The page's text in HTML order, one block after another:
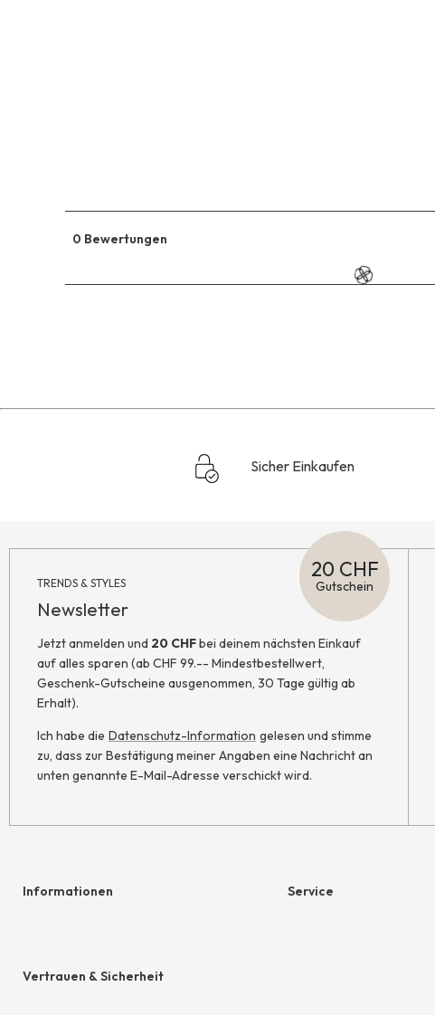
0 Bewertungen
Sicher Einkaufen
TRENDS & STYLES
Newsletter
20 CHF
Gutschein
Jetzt anmelden und 20 CHFbei deinem nächsten Einkauf
auf alles sparen (ab CHF 99.-- Mindestbestellwert,
Geschenk-Gutscheine ausgenommen, 30 Tage gültig ab
Erhalt).
Ich habe die Datenschutz-Information gelesen und stimme
zu, dass zur Bestätigung meiner Angaben eine Nachricht an
unten genannte E-Mail-Adresse verschickt wird.
Informationen
Newsletter
Service
Vertrauen & Sicherheit